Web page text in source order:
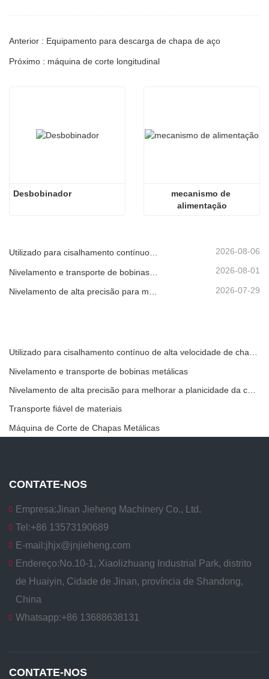
Anterior : Equipamento para descarga de chapa de aço
Próximo : máquina de corte longitudinal
Desbobinador
mecanismo de
alimentação
Utilizado para cisalhamento contínuo de alta velocidade de chapas, placas ou tiras de material. 2026-08-06
2026-08-01
2026-07-29
Utilizado para cisalhamento contínuo de alta velocidade de chapas, placas ou tiras de material.
Nivelamento e transporte de bobinas metálicas
Transporte fiável de materiais
Máquina de Corte de Chapas Metálicas
CONTATE-NOS
Empresa:Jinan Jieheng Machinery Co., Ltd.
Tel:+86 13573190689
E-mail:jhjx@jnjieheng.com
Endereço:No.10-1, Xiaolizhuang Industrial Park, distrito
de Huaiyin, Cidade de Jinan, província de Shandong,
China
Whatsapp:+86 13688638131
CONTATE-NOS